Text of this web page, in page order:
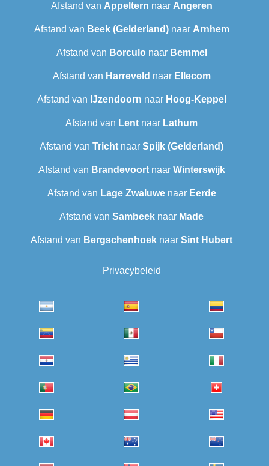
Afstand van Appeltern naar Angeren
Afstand van Beek (Gelderland)naar Arnhem
Afstand van Borculo naar Bemmel
Afstand van Harreveld naar Ellecom
Afstand van IJzendoorn naar Hoog-Keppel
Afstand van Lent naar Lathum
Afstand van Tricht naar Spijk (Gelderland)
Afstand van Brandevoortnaar Winterswijk
Afstand van Lage Zwaluwenaar Eerde
Afstand van Sambeek naar Made
Afstand van Bergschenhoek naar Sint Hubert
Privacybeleid